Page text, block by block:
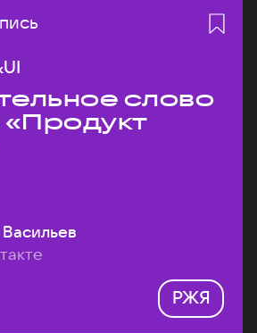
слово
«Продукт
РЖЯ